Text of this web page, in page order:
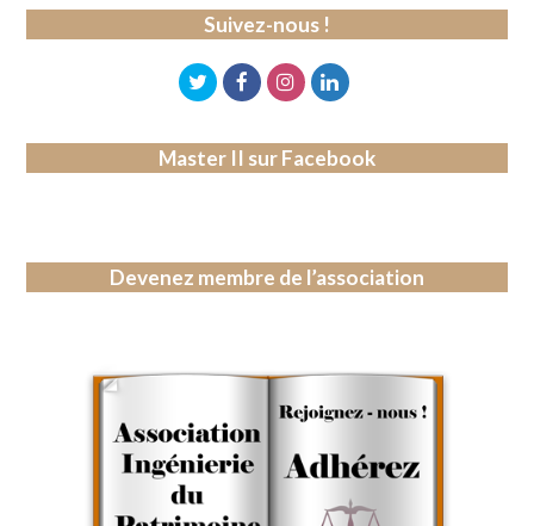
Suivez-nous !
Master II sur Facebook
Devenez membre de l’association